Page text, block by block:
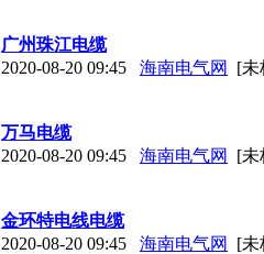
广州珠江电缆
2020-08-20 09:45
海南电气网 [未
万马电缆
2020-08-20 09:45
海南电气网 [未
金环特电线电缆
2020-08-20 09:45
海南电气网 [未